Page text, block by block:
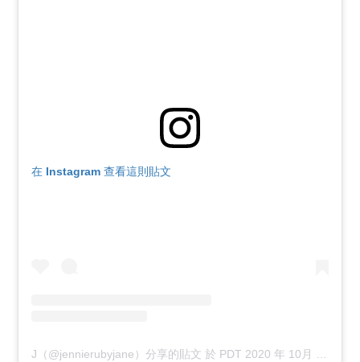
在 Instagram 查看這則貼文
J（@jennierubyjane）分享的貼文 於 PDT 2020 年 10月 月 2 日 上午 12:16